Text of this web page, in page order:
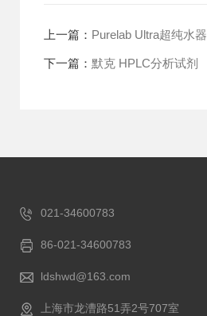
上一篇： Purelab Ultra超纯水器
下一篇： 默克 HPLC分析试剂
021-34600783
86-021-34600783
ldshwd@163.com
上海市龙漕路51弄2号707室